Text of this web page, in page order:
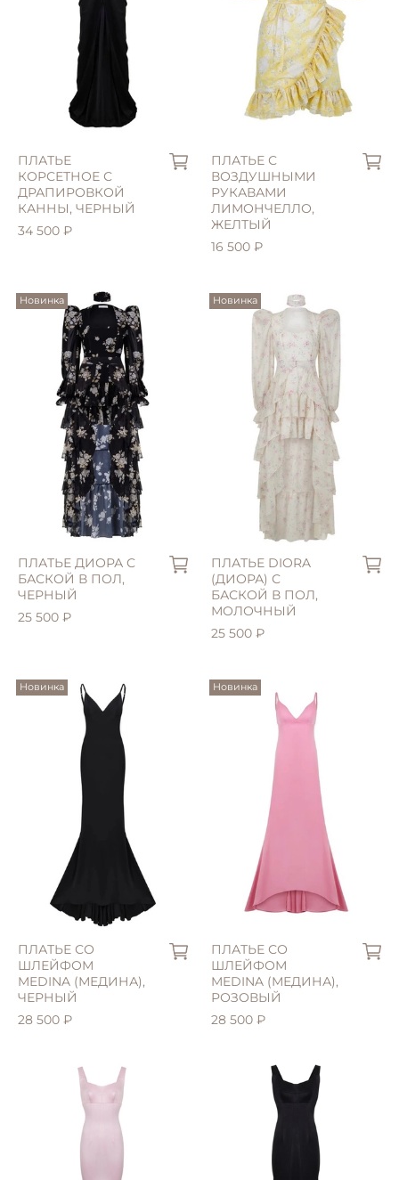
ПЛАТЬЕ
КОРСЕТНОЕ С
ДРАПИРОВКОЙ
КАННЫ, ЧЕРНЫЙ
34 500 ₽
ПЛАТЬЕ С
ВОЗДУШНЫМИ
РУКАВАМИ
ЛИМОНЧЕЛЛО,
ЖЕЛТЫЙ
16 500 ₽
Новинка
ПЛАТЬЕ ДИОРА С
БАСКОЙ В ПОЛ,
ЧЕРНЫЙ
25 500 ₽
Новинка
ПЛАТЬЕ DIORA
(ДИОРА) С
БАСКОЙ В ПОЛ,
МОЛОЧНЫЙ
25 500 ₽
Новинка
XL (48)
ПЛАТЬЕ СО
ШЛЕЙФОМ
MEDINA (МЕДИНА),
ЧЕРНЫЙ
28 500 ₽
Новинка
XS (40)
ПЛАТЬЕ СО
ШЛЕЙФОМ
MEDINA (МЕДИНА),
РОЗОВЫЙ
28 500 ₽